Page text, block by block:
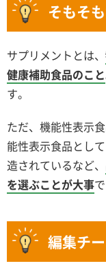
そもそ
サプリメントとは、
健康補助食品のこと
す。
ただ、機能性表示
能性表示食品とし
造されているなど、
を選ぶことが大事
編集チ